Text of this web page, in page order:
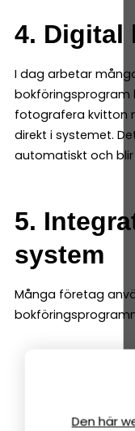
4. Digital
I dag arbetar
bokföringsprogram
fotografera kvitton
direkt i systemet.
automatiskt och
5.
system
Många företag
Den här